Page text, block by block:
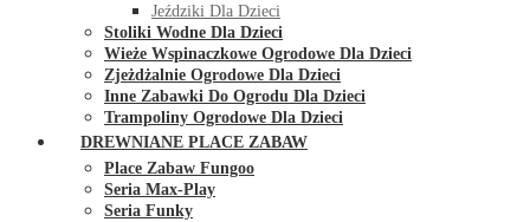
Jeździki Dla Dzieci
Stoliki Wodne Dla Dzieci
Wieże Wspinaczkowe Ogrodowe Dla Dzieci
Zjeżdżalnie Ogrodowe Dla Dzieci
Inne Zabawki Do Ogrodu Dla Dzieci
Trampoliny Ogrodowe Dla Dzieci
DREWNIANE PLACE ZABAW
Place Zabaw Fungoo
Seria Max-Play
Seria Funky